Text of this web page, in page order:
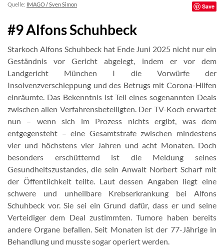
Quelle: IMAGO / Sven Simon Save
#9 Alfons Schuhbeck
Starkoch Alfons Schuhbeck hat Ende Juni 2025 nicht nur ein
Geständnis vor Gericht abgelegt, indem er vor dem
Landgericht München I die Vorwürfe der
Insolvenzverschleppung und des Betrugs mit Corona-Hilfen
einräumte. Das Bekenntnis ist Teil eines sogenannten Deals
zwischen allen Verfahrensbeteiligten. Der TV-Koch erwartet
nun – wenn sich im Prozess nichts ergibt, was dem
entgegensteht – eine Gesamtstrafe zwischen mindestens
vier und höchstens vier Jahren und acht Monaten. Doch
besonders erschütternd ist die Meldung seines
Gesundheitszustandes, die sein Anwalt Norbert Scharf mit
der Öffentlichkeit teilte. Laut dessen Angaben liegt eine
schwere und unheilbare Krebserkrankung bei Alfons
Schuhbeck vor. Sie sei ein Grund dafür, dass er und seine
Verteidiger dem Deal zustimmten. Tumore haben bereits
andere Organe befallen. Seit Monaten ist der 77-Jährige in
Behandlung und musste sogar operiert werden.